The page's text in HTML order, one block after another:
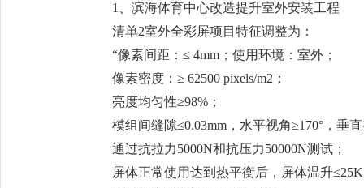
1、滨海体育中心改造提升室外安装工程
清单2室外全彩屏项目特征调整为：
“像素间距：≤ 4mm；使用环境：室外；
像素密度：≥ 62500 pixels/m2；
亮度均匀性≥98%；
模组间缝隙≤0.03mm，水平视角≥170°，垂
通过抗拉力5000N和抗压力50000N测试；
屏体正常使用达到热平衡后，屏体温升